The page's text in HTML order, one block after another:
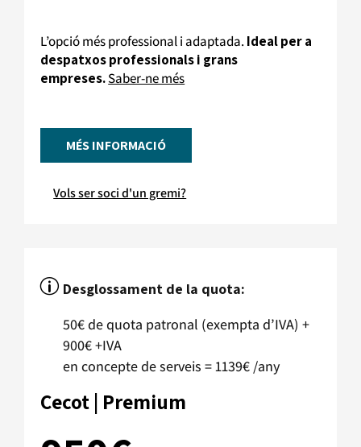
L’opció més professional i adaptada.Ideal per a
despatxos professionals i grans
empreses.Saber-ne més
MÉS INFORMACIÓ
Vols ser soci d'un gremi?
p Desglossament de la quota:
50€ de quota patronal (exempta d’IVA) +
900€ +IVA
en concepte de serveis = 1139€ /any
Cecot | Premium